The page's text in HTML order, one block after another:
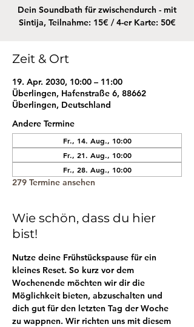
Dein Soundbath für zwischendurch - mit
Sintija, Teilnahme: 15€ / 4-er Karte: 50€
Zeit & Ort
19. Apr. 2030, 10:00 – 11:00
Überlingen, Hafenstraße 6, 88662
Überlingen, Deutschland
Andere Termine
Fr., 14. Aug., 10:00
Fr., 21. Aug., 10:00
Fr., 28. Aug., 10:00
279 Termine ansehen
Wie schön, dass du hier
bist!
Nutze deine Frühstückspause für ein
kleines Reset. So kurz vor dem
Wochenende möchten wir dir die
Möglichkeit bieten, abzuschalten und
dich gut für den letzten Tag der Woche
zu wappnen. Wir richten uns mit diesem